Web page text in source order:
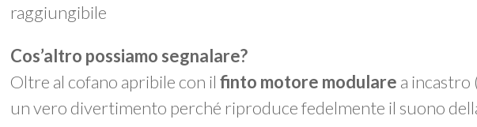
raggiungibile
Cos’altro possiamo segnalare?
Oltre al cofano apribile con ilfinto motore modulare a incastro
un vero divertimento perché riproduce fedelmente il suono